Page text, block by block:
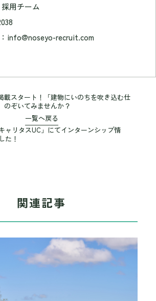
用チーム
info@noseyo-recruit.com
載スタート！「建物にいのちを吹き込む仕
のぞいてみませんか？
一覧へ戻る
ャリタスUC」にてインターンシップ情
た！
関連記事